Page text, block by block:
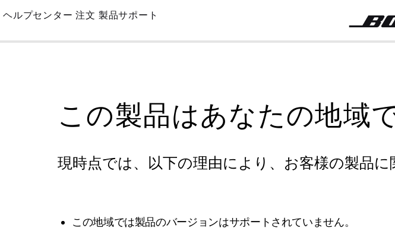
Skip
Main
ヘルプセンター 注文 製品サポート
この製品はあなたの地域
現時点では、以下の理由により、お客様の製品
この地域では製品のバージョンはサポートされていません。